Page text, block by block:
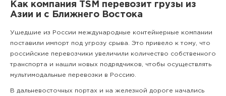
Как компания TSM перевозит грузы из
Азии и с Ближнего Востока
Ушедшие из России международные контейнерные компании
поставили импорт под угрозу срыва. Это привело к тому, что
российские перевозчики увеличили количество собственного
транспорта и нашли новых подрядчиков, чтобы осуществлять
мультимодальные перевозки в Россию.
В дальневосточных портах и на железной дороге начались